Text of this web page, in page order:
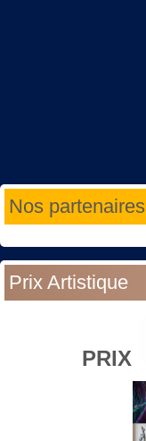
Nos partenaires
Prix Artistique
PRIX
Année
précédente
Mois
précédent
Année
suivante
Mois
suivant